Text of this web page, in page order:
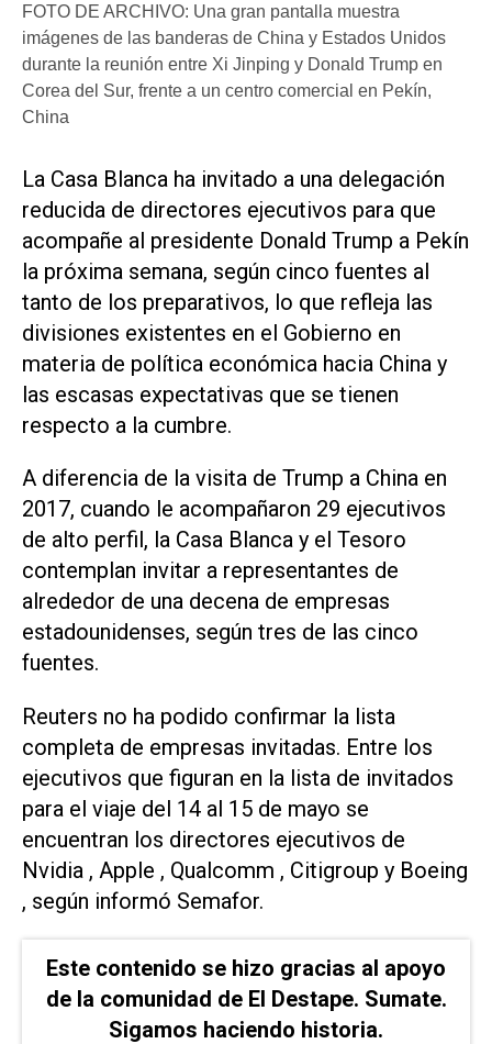
FOTO DE ARCHIVO: Una gran pantalla muestra
imágenes de las banderas de China y Estados Unidos
durante la reunión entre Xi Jinping y Donald Trump en
Corea del Sur, frente a un centro comercial en Pekín,
China
La Casa Blanca ha invitado a una delegación
reducida de directores ejecutivos para que
acompañe al presidente Donald Trump a Pekín
la próxima semana, según cinco fuentes al
tanto de los preparativos, lo ‌que refleja las
divisiones existentes en el ‌Gobierno en
materia de política económica hacia China y
las escasas expectativas que se tienen
respecto a la cumbre.
A diferencia de la visita de Trump a China en
2017, cuando le acompañaron 29 ejecutivos
de alto perfil, la Casa Blanca y el Tesoro
contemplan invitar a representantes de
alrededor de una decena de empresas
estadounidenses, según tres de las cinco
fuentes.
Reuters no ha podido confirmar la lista
completa de empresas invitadas. Entre los
ejecutivos que figuran en la lista de invitados
para el viaje del 14 al 15 de mayo se
encuentran los directores ejecutivos ​de
Nvidia , Apple , Qualcomm , Citigroup y Boeing
, ⁠según informó Semafor.
Este contenido se hizo gracias al apoyo
de la comunidad de El Destape. Sumate.
Sigamos haciendo historia.